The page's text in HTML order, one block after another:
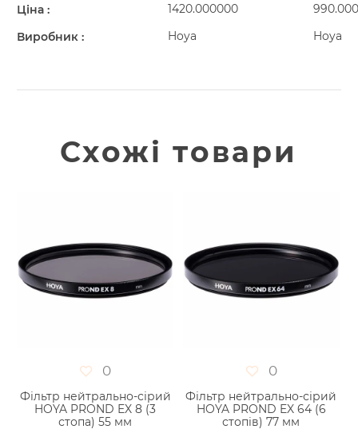
Ціна
Виробник
1420.000000
Hoya
Hoya
Схожі товари
0
Фільтр нейтрально-сірий
HOYA PROND EX 8 (3
стопа) 55 мм
0
Фільтр нейтрально-сірий
HOYA PROND EX 64 (6
стопів) 77 мм